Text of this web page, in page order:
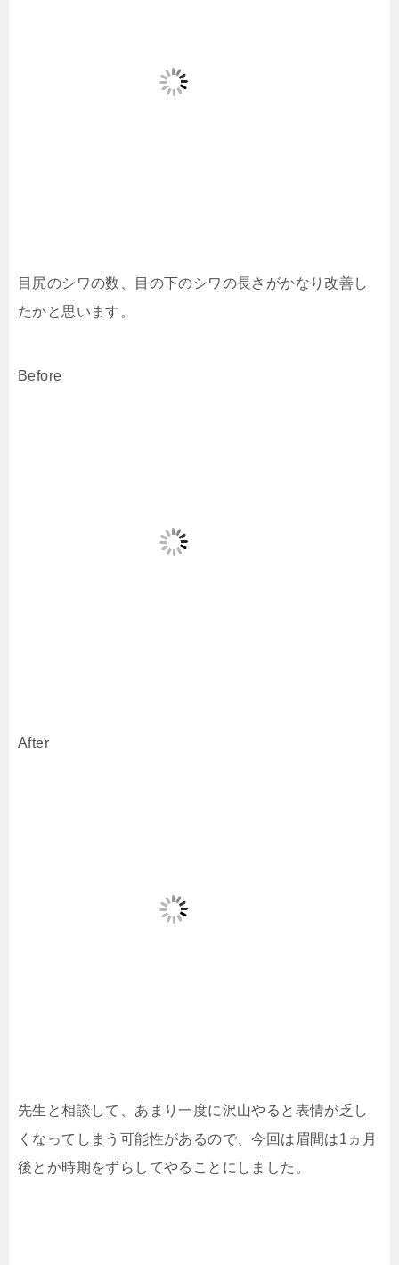
目尻のシワの数、目の下のシワの長さがかなり改善し
たかと思います。
Before
After
先生と相談して、あまり一度に沢山やると表情が乏し
くなってしまう可能性があるので、今回は眉間は1ヵ月
後とか時期をずらしてやることにしました。